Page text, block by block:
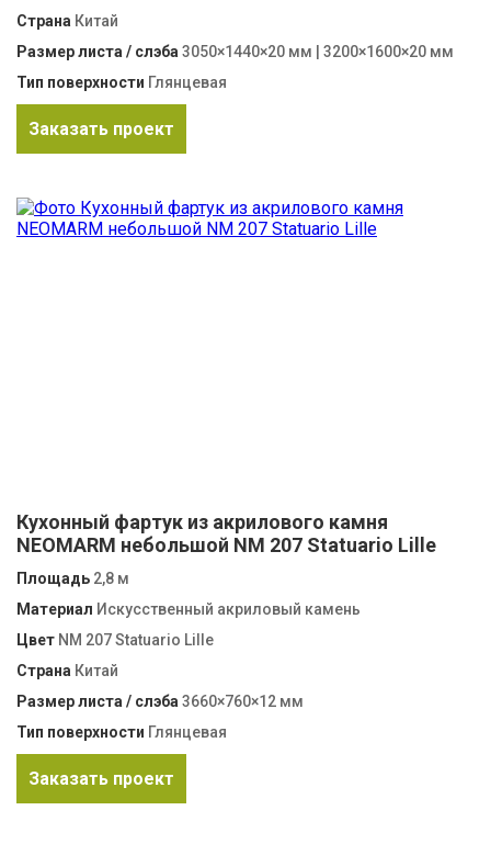
Страна Китай
Размер листа / слэба 3050×1440×20 мм | 3200×1600×20 мм
Тип поверхности Глянцевая
Заказать проект
Кухонный фартук из акрилового камня
NEOMARM небольшой NM 207 Statuario Lille
Площадь 2,8 м
Материал Искусственный акриловый камень
Цвет NM 207 Statuario Lille
Страна Китай
Размер листа / слэба 3660×760×12 мм
Тип поверхности Глянцевая
Заказать проект